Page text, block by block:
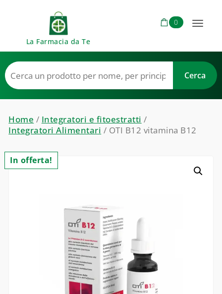
La Farmacia da Te
0
Toggle
Home / Integratori e fitoestratti /
Integratori Alimentari / OTI B12 vitamina B12
In offerta!